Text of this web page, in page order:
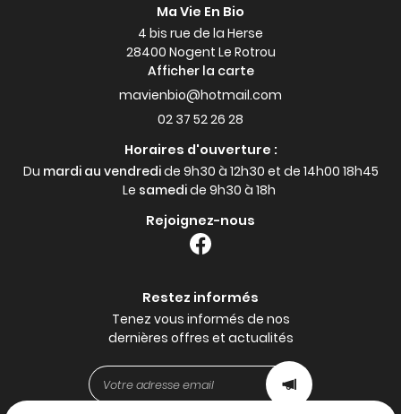
Ma Vie En Bio
4 bis rue de la Herse
28400 Nogent Le Rotrou
Afficher la carte
02 37 52 26 28
Horaires d'ouverture :
Du mardi au vendredide 9h30 à 12h30 et de 14h00 18h45
Le samedide 9h30 à 18h
Rejoignez-nous
Restez informés
Tenez vous informés de nos
dernières offres et actualités